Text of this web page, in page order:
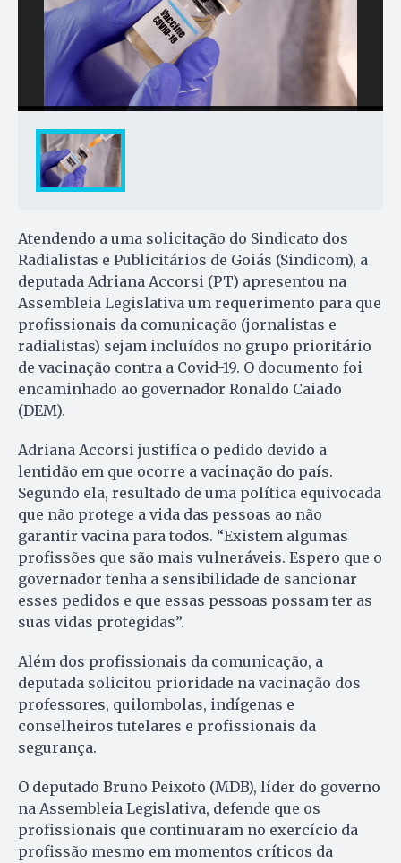
Atendendo a uma solicitação do Sindicato dos
Radialistas e Publicitários de Goiás (Sindicom), a
deputada Adriana Accorsi (PT) apresentou na
Assembleia Legislativa um requerimento para que
profissionais da comunicação (jornalistas e
radialistas) sejam incluídos no grupo prioritário
de vacinação contra a Covid-19. O documento foi
encaminhado ao governador Ronaldo Caiado
(DEM).
Adriana Accorsi justifica o pedido devido a
lentidão em que ocorre a vacinação do país.
Segundo ela, resultado de uma política equivocada
que não protege a vida das pessoas ao não
garantir vacina para todos. “Existem algumas
profissões que são mais vulneráveis. Espero que o
governador tenha a sensibilidade de sancionar
esses pedidos e que essas pessoas possam ter as
suas vidas protegidas”.
Além dos profissionais da comunicação, a
deputada solicitou prioridade na vacinação dos
professores, quilombolas, indígenas e
conselheiros tutelares e profissionais da
segurança.
O deputado Bruno Peixoto (MDB), líder do governo
na Assembleia Legislativa, defende que os
profissionais que continuaram no exercício da
profissão mesmo em momentos críticos da